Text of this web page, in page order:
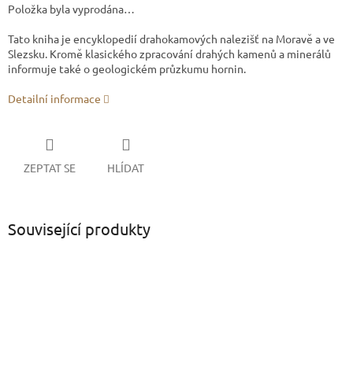
Položka byla vyprodána…
Tato kniha je encyklopedií drahokamových nalezišť na Moravě a ve
Slezsku. Kromě klasického zpracování drahých kamenů a minerálů
informuje také o geologickém průzkumu hornin.
Detailní informace
ZEPTAT SE HLÍDAT
Související produkty